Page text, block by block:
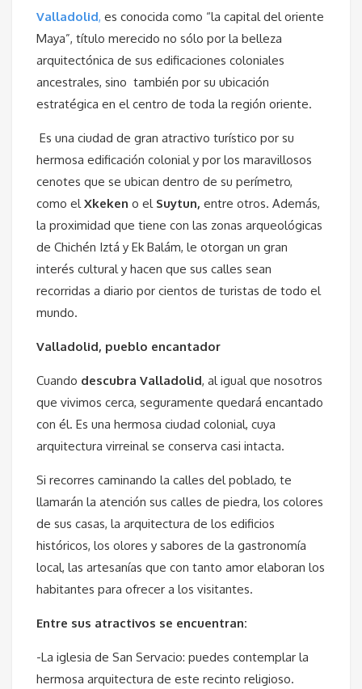
Valladolid, es conocida como “la capital del oriente
Maya”, título merecido no sólo por la belleza
arquitectónica de sus edificaciones coloniales
ancestrales, sino también por su ubicación
estratégica en el centro de toda la región oriente.
Es una ciudad de gran atractivo turístico por su
hermosa edificación colonial y por los maravillosos
cenotes que se ubican dentro de su perímetro,
como el Xkeken o el Suytun, entre otros. Además,
la proximidad que tiene con las zonas arqueológicas
de Chichén Iztá y Ek Balám, le otorgan un gran
interés cultural y hacen que sus calles sean
recorridas a diario por cientos de turistas de todo el
mundo.
Valladolid, pueblo encantador
Cuando descubra Valladolid, al igual que nosotros
que vivimos cerca, seguramente quedará encantado
con él. Es una hermosa ciudad colonial, cuya
arquitectura virreinal se conserva casi intacta.
Si recorres caminando la calles del poblado, te
llamarán la atención sus calles de piedra, los colores
de sus casas, la arquitectura de los edificios
históricos, los olores y sabores de la gastronomía
local, las artesanías que con tanto amor elaboran los
habitantes para ofrecer a los visitantes.
Entre sus atractivos se encuentran:
-La iglesia de San Servacio: puedes contemplar la
hermosa arquitectura de este recinto religioso.